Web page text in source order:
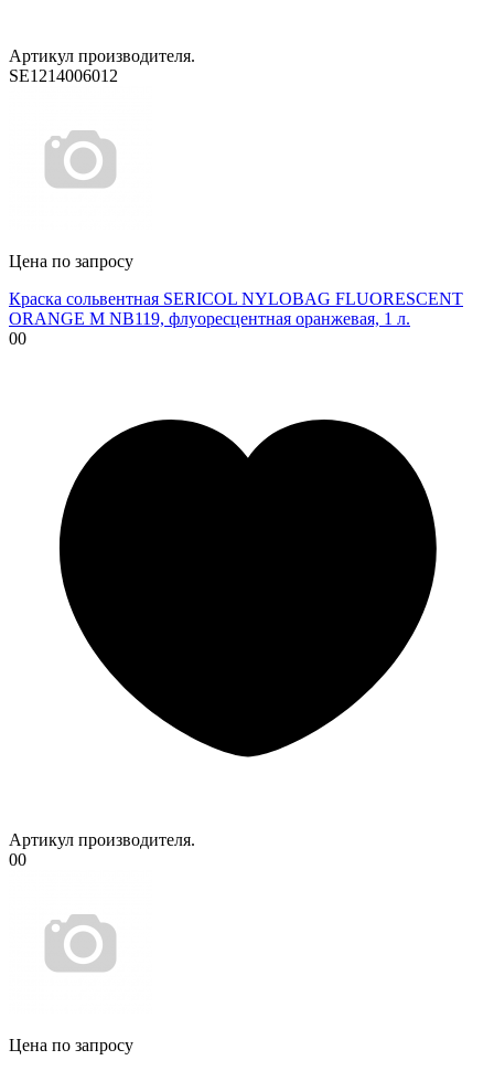
Артикул производителя.
SE1214006012
Цена по запросу
Краска сольвентная SERICOL NYLOBAG FLUORESCENT
ORANGE M NB119, флуоресцентная оранжевая, 1 л.
00
Артикул производителя.
00
Цена по запросу